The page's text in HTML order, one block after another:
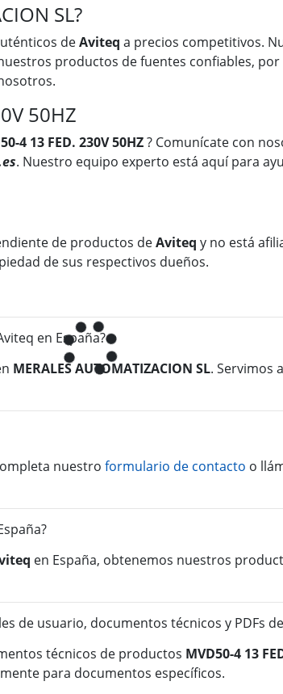
SL?
deAviteq a precios competitivos.
productos de fuentes confiables,
50HZ
4 13 FED. 230V 50HZ? Comunícate con
. Nuestro equipo experto está aquí para
de productos deAviteq y no está
de sus respectivos dueños.
en España?
MERALES AUTOMATIZACION SL. Servimos
nuestro formulario de contacto o
en España, obtenemos nuestros
usuario, documentos técnicos y PDFs de
técnicos de productos MVD50-4 13
para documentos específicos.